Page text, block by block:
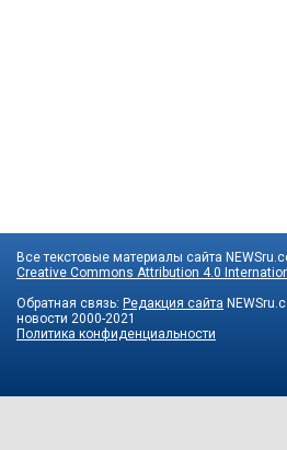
Все текстовые материалы сайта
Creative Commons Attribution 4.0
Обратная связь: Редакция сайта
новости 2000-2021
Политика конфиденциальности